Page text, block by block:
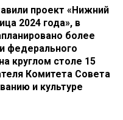
проект «Нижний
2024 года», в
более
федерального
круглом столе 15
Комитета Совета
и культуре